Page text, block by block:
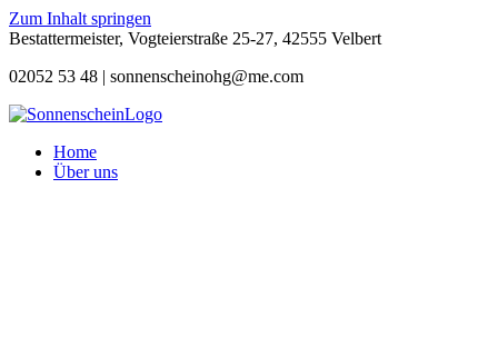
Zum Inhalt springen
Bestattermeister, Vogteierstraße 25-27, 42555 Velbert
02052 53 48 | sonnenscheinohg@me.com
Home
Über uns